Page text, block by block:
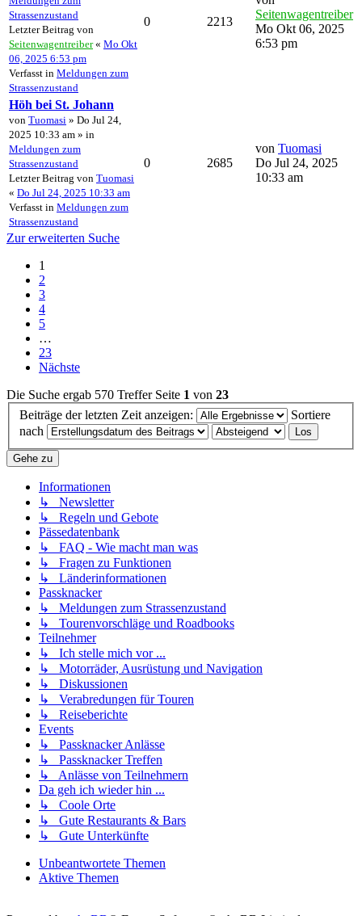
Strassenzustand
Letzter Beitrag von
Seitenwagentreiber« Mo Okt
06, 2025 6:53 pm
Verfasst in Meldungen zum
Strassenzustand
0 2213
Seitenwagentreiber
Mo Okt 06, 2025
6:53 pm
Höh bei St. Johann
von Tuomasi » Do Jul 24,
2025 10:33 am » in
Meldungen zum
Strassenzustand
Letzter Beitrag von Tuomasi
« Do Jul 24, 2025 10:33 am
Verfasst in Meldungen zum
Strassenzustand
0 2685
von Tuomasi
Do Jul 24, 2025
10:33 am
Zur erweiterten Suche
1
2
3
4
5
…
23
Nächste
Die Suche ergab 570 Treffer Seite 1 von 23
Beiträge der letzten Zeit anzeigen:
Sortiere
nach
Gehe zu
Informationen
↳ Newsletter
↳ Regeln und Gebote
Pässedatenbank
↳ FAQ - Wie macht man was
↳ Fragen zu Funktionen
↳ Länderinformationen
Passknacker
↳ Meldungen zum Strassenzustand
↳ Tourenvorschläge und Roadbooks
Teilnehmer
↳ Ich stelle mich vor ...
↳ Motorräder, Ausrüstung und Navigation
↳ Diskussionen
↳ Verabredungen für Touren
↳ Reiseberichte
Events
↳ Passknacker Anlässe
↳ Passknacker Treffen
↳ Anlässe von Teilnehmern
Da geh ich wieder hin ...
↳ Coole Orte
↳ Gute Restaurants & Bars
↳ Gute Unterkünfte
Unbeantwortete Themen
Aktive Themen